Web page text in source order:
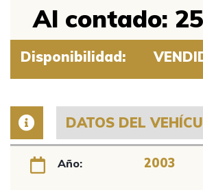
Al contado:
Disponibilidad:
DATOS DEL
Año: 2003